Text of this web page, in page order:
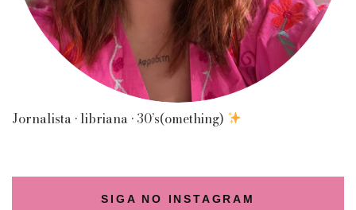
Jornalista • libriana • 30’s(omething)
SIGA NO INSTAGRAM